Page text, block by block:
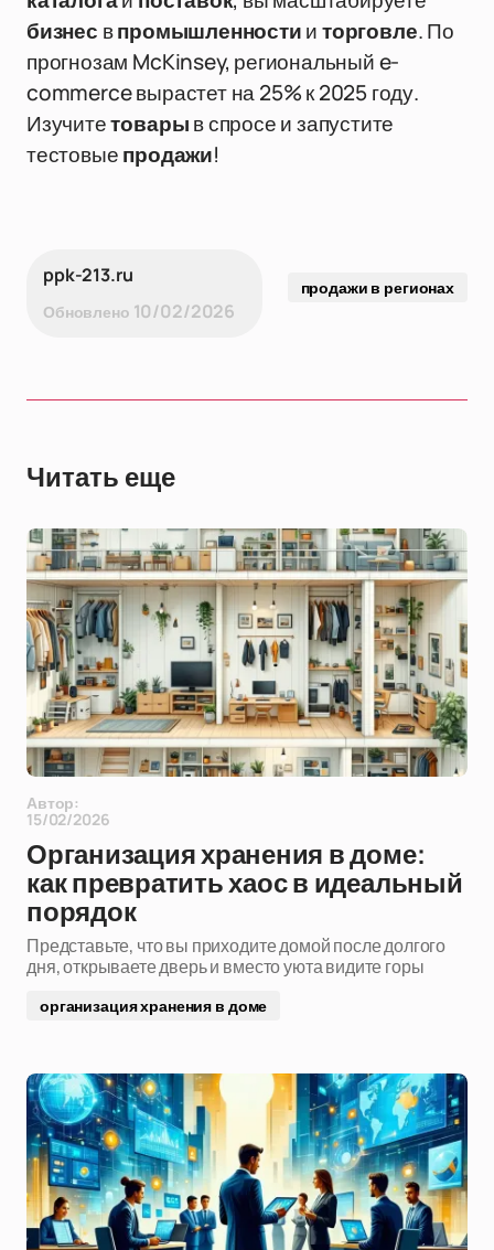
бизнес впромышленностииторговле. По
прогнозам McKinsey, региональный e-
commerce вырастет на 25% к 2025 году.
Изучитетоварыв спросе и запустите
тестовыепродажи!
ppk-213.ru
Обновлено 10/02/2026
продажи в регионах
Читать еще
Автор:
15/02/2026
Организация хранения в доме:
как превратить хаос в идеальный
порядок
Представьте, что вы приходите домой после долгого
дня, открываете дверь и вместо уюта видите горы
организация хранения в доме